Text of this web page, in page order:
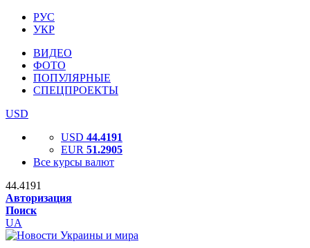
РУС
УКР
ВИДЕО
ФОТО
ПОПУЛЯРНЫЕ
СПЕЦПРОЕКТЫ
USD
USD 44.4191
EUR 51.2905
Все курсы валют
44.4191
Авторизация
Поиск
UA